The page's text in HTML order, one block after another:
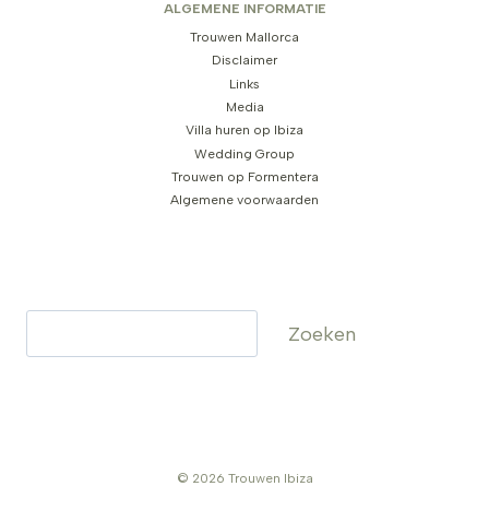
ALGEMENE INFORMATIE
Trouwen Mallorca
Disclaimer
Links
Media
Villa huren op Ibiza
Wedding Group
Trouwen op Formentera
Algemene voorwaarden
Zoeken
© 2026 Trouwen Ibiza